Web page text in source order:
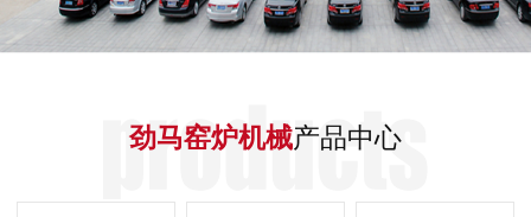
劲马窑炉机械产品中心